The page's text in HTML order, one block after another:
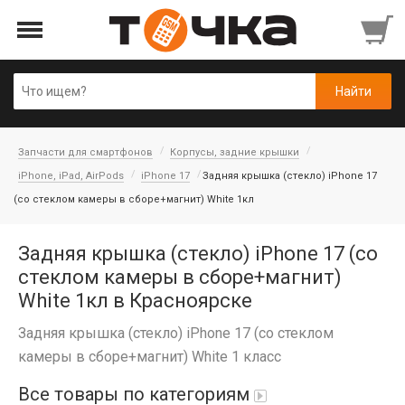
Запчасти для смартфонов
Корпусы, задние крышки
iPhone, iPad, AirPods
iPhone 17
Задняя крышка (стекло) iPhone 17
(со стеклом камеры в сборе+магнит) White 1кл
Задняя крышка (стекло) iPhone 17 (со
стеклом камеры в сборе+магнит)
White 1кл в Красноярске
Задняя крышка (стекло) iPhone 17 (со стеклом
камеры в сборе+магнит) White 1 класс
Все товары по категориям